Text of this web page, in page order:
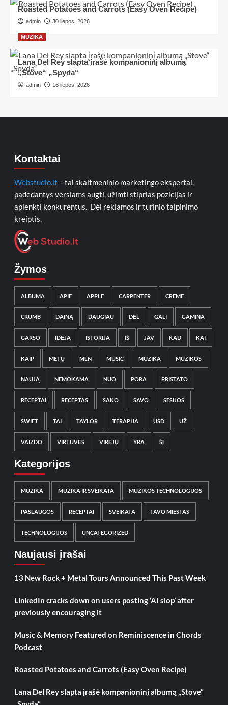
Roasted Potatoes and Carrots (Easy Oven Recipe)
admin 30 liepos, 2026
MUZIKA
Lana Del Rey slapta įrašė kompanioninį albumą
„Stove“ „Spyda“
admin 16 liepos, 2026
Kontaktai
Webstudio.lt – tai skaitmeninio marketingo ekspertai,
padedantys verslams augti, užimti stiprias pozicijas ir
aplenkti konkurentus. Dėl reklamos ir turinio talpinimo
kreiptis.
Žymos
ALBUMĄ APIE APPLE CARPENTER CREME
CRUMB DAINĄ DAUGIAU DĖL GALI GAMINA
GARSO IDĖJA ISTORIJA IŠ JAV KAD KAI
KAIP METŲ MLN MUSIC MUZIKA MUZIKOS
NAUJĄ NEMOKAMA NUO PORA PRISTATO
RECEPTAI RECEPTAS SAKO SAVO SESIJOS
SWIFT TAI TAYLOR TERAPIJA USD UŽ
VAIZDO VIRTUVĖS VIRĖJŲ YRA ŠĮ
Kategorijos
MUZIKA MUZIKA IR SVEIKATA MUZIKOS TECHNOLOGIJOS
PASLAUGOS RECEPTAI SVEIKATA TAVO MIESTAS
TECHNOLOGIJOS UNCATEGORIZED
Naujausi įrašai
13 New Rock + Metal Tours Announced This Past Week
LinkedIn cracks down on users posting ‘AI slop’ after
previously encouraging it
Music & Memory Featured on Reminiscence in Chords
Podcast
Roasted Potatoes and Carrots (Easy Oven Recipe)
Lana Del Rey slapta įrašė kompanioninį albumą „Stove“